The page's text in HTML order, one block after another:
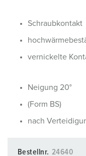
Schraubkontakt
vernickelte
Neigung 20°
(Form BS)
nach
Bestellnr. 24640